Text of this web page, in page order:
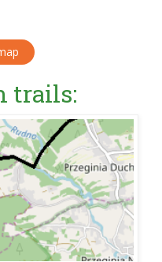
trails: